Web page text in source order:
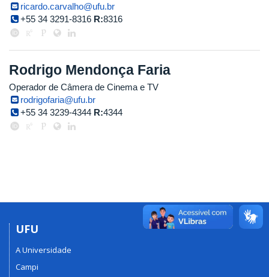
ricardo.carvalho@ufu.br
+55 34 3291-8316 R:8316
Rodrigo Mendonça Faria
Operador de Câmera de Cinema e TV
rodrigofaria@ufu.br
+55 34 3239-4344 R:4344
UFU
A Universidade
Campi